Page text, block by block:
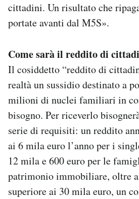
cittadini. Un risultato che
portate avanti dal M5S».
Come sarà il reddito di
Il cosiddetto “reddito di
realtà un sussidio destinato a
milioni di nuclei familiari in
bisogno. Per riceverlo
serie di requisiti: un reddito
ai 6 mila euro l’anno per i
12 mila e 600 euro per le
patrimonio immobiliare, oltre
superiore ai 30 mila euro, un